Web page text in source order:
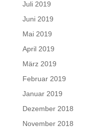
Juli 2019
Juni 2019
Mai 2019
April 2019
März 2019
Februar 2019
Januar 2019
Dezember 2018
November 2018